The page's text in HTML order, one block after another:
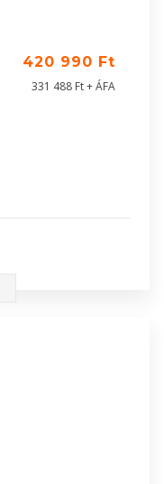
420 990 Ft
331 488 Ft + ÁFA